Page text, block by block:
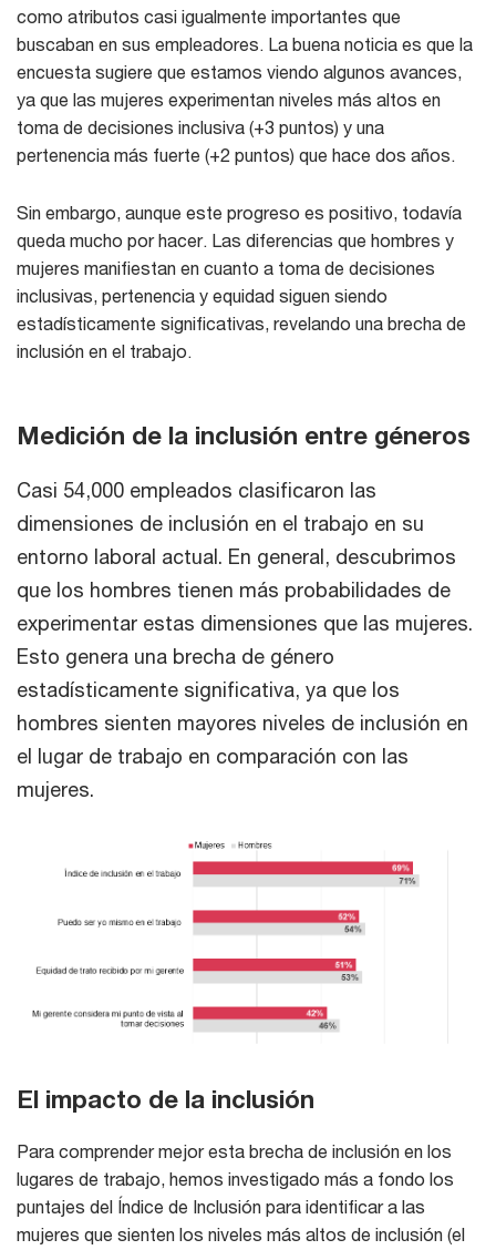
como atributos casi igualmente importantes que
buscaban en sus empleadores. La buena noticia es que la
encuesta sugiere que estamos viendo algunos avances,
ya que las mujeres experimentan niveles más altos en
toma de decisiones inclusiva (+3 puntos) y una
pertenencia más fuerte (+2 puntos) que hace dos años.
Sin embargo, aunque este progreso es positivo, todavía
queda mucho por hacer. Las diferencias que hombres y
mujeres manifiestan en cuanto a toma de decisiones
inclusivas, pertenencia y equidad siguen siendo
estadísticamente significativas, revelando una brecha de
inclusión en el trabajo.
Medición de la inclusión entre géneros
Casi 54,000 empleados clasificaron las
dimensiones de inclusión en el trabajo en su
entorno laboral actual. En general, descubrimos
que los hombres tienen más probabilidades de
experimentar estas dimensiones que las mujeres.
Esto genera una brecha de género
estadísticamente significativa, ya que los
hombres sienten mayores niveles de inclusión en
el lugar de trabajo en comparación con las
mujeres.
El impacto de la inclusión
Para comprender mejor esta brecha de inclusión en los
lugares de trabajo, hemos investigado más a fondo los
puntajes del Índice de Inclusión para identificar a las
mujeres que sienten los niveles más altos de inclusión (el